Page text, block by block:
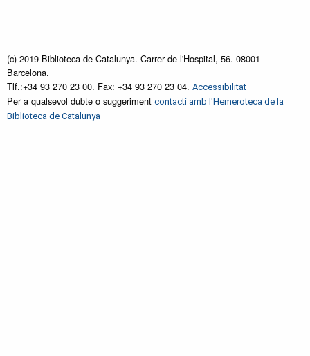
(c) 2019 Biblioteca de Catalunya. Carrer de l'Hospital, 56. 08001
Barcelona.
Tlf.:+34 93 270 23 00. Fax: +34 93 270 23 04. Accessibilitat
Per a qualsevol dubte o suggeriment contacti amb l'Hemeroteca de la
Biblioteca de Catalunya